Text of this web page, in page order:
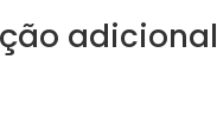
adicional